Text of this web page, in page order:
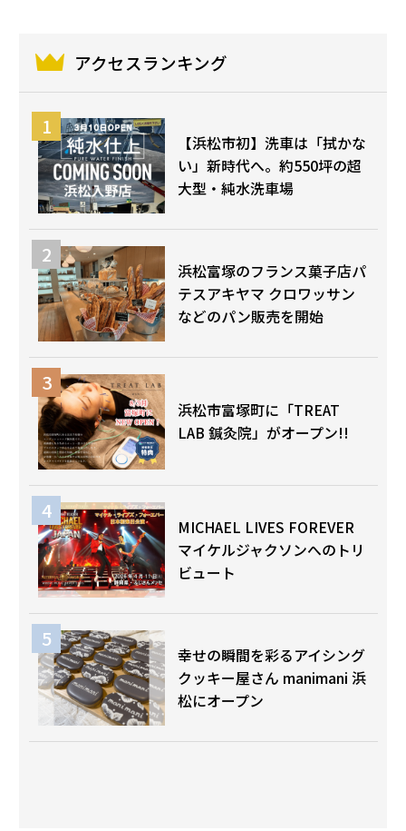
アクセスランキング
【浜松市初】洗車は「拭かな
い」新時代へ。約550坪の超
大型・純水洗車場
浜松富塚のフランス菓子店パ
テスアキヤマ クロワッサン
などのパン販売を開始
浜松市富塚町に「TREAT
LAB 鍼灸院」がオープン!!
MICHAEL LIVES FOREVER
マイケルジャクソンへのトリ
ビュート
幸せの瞬間を彩るアイシング
クッキー屋さん manimani 浜
松にオープン